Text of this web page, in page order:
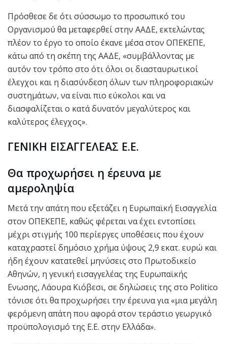
Πρόσθεσε δε ότι σύσσωμο το προσωπικό του
Οργανισμού θα μεταφερθεί στην ΑΑΔΕ, εκτελώντας
πλέον το έργο το οποίο έκανε μέσα στον ΟΠΕΚΕΠΕ,
κάτω από τη σκέπη της ΑΑΔΕ, «συμβάλλοντας με
αυτόν τον τρόπο στο ότι όλοι οι διασταυρωτικοί
έλεγχοι και η διασύνδεση όλων των πληροφοριακών
συστημάτων, να είναι πιο εύκολοι και να
διασφαλίζεται ο κατά δυνατόν μεγαλύτερος και
καλύτερος έλεγχος».
ΓΕΝΙΚΗ ΕΙΣΑΓΓΕΛΕΑΣ Ε.Ε.
Θα προχωρήσει η έρευνα με
αμεροληψία
Μετά την απάτη που εξετάζει η Ευρωπαϊκή Εισαγγελία
στον ΟΠΕΚΕΠΕ, καθώς φέρεται να έχει εντοπίσει
μέχρι στιγμής 100 περίεργες υποθέσεις που έχουν
καταχραστεί δημόσιο χρήμα ύψους 2,9 εκατ. ευρώ και
ήδη έχουν κατατεθεί μηνύσεις στο Πρωτοδικείο
Αθηνών, η γενική εισαγγελέας της Ευρωπαϊκής
Ενωσης, Λάουρα Κιόβεσι, σε δηλώσεις της στο Politico
τόνισε ότι θα προχωρήσει την έρευνα για «μια μεγάλη
φερόμενη απάτη που αφορά στον τεράστιο γεωργικό
προϋπολογισμό της Ε.Ε. στην Ελλάδα».